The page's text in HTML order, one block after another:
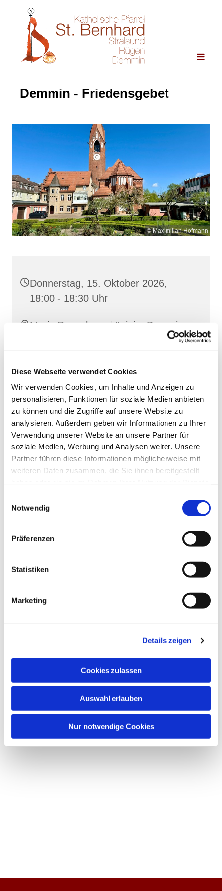
Diese Webseite verwendet Cookies
Wir verwenden Cookies, um Inhalte und Anzeigen zu
personalisieren, Funktionen für soziale Medien anbieten
zu können und die Zugriffe auf unsere Website zu
analysieren. Außerdem geben wir Informationen zu Ihrer
Verwendung unserer Website an unsere Partner für
soziale Medien, Werbung und Analysen weiter. Unsere
Partner führen diese Informationen möglicherweise mit
weiteren Daten zusammen, die Sie ihnen bereitgestellt
Notwendig
Präferenzen
Statistiken
Marketing
Details zeigen
Cookies zulassen
Auswahl erlauben
Nur notwendige Cookies
Demmin - Friedensgebet
© Maximilian Hofmann
Donnerstag, 15. Oktober 2026,
18:00 - 18:30 Uhr
Maria Rosenkranzkönigin, Demmin,
Reiferstraße 2A, 17109 Demmin